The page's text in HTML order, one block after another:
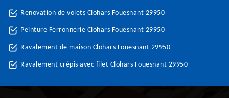
Renovation de volets Clohars Fouesnant 29950
Peinture Ferronnerie Clohars Fouesnant 29950
Ravalement de maison Clohars Fouesnant 29950
Ravalement crépis avec filet Clohars Fouesnant 29950